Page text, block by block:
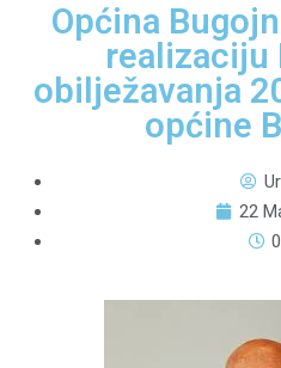
Općina
realizaciju
obilježavanja
općine
22